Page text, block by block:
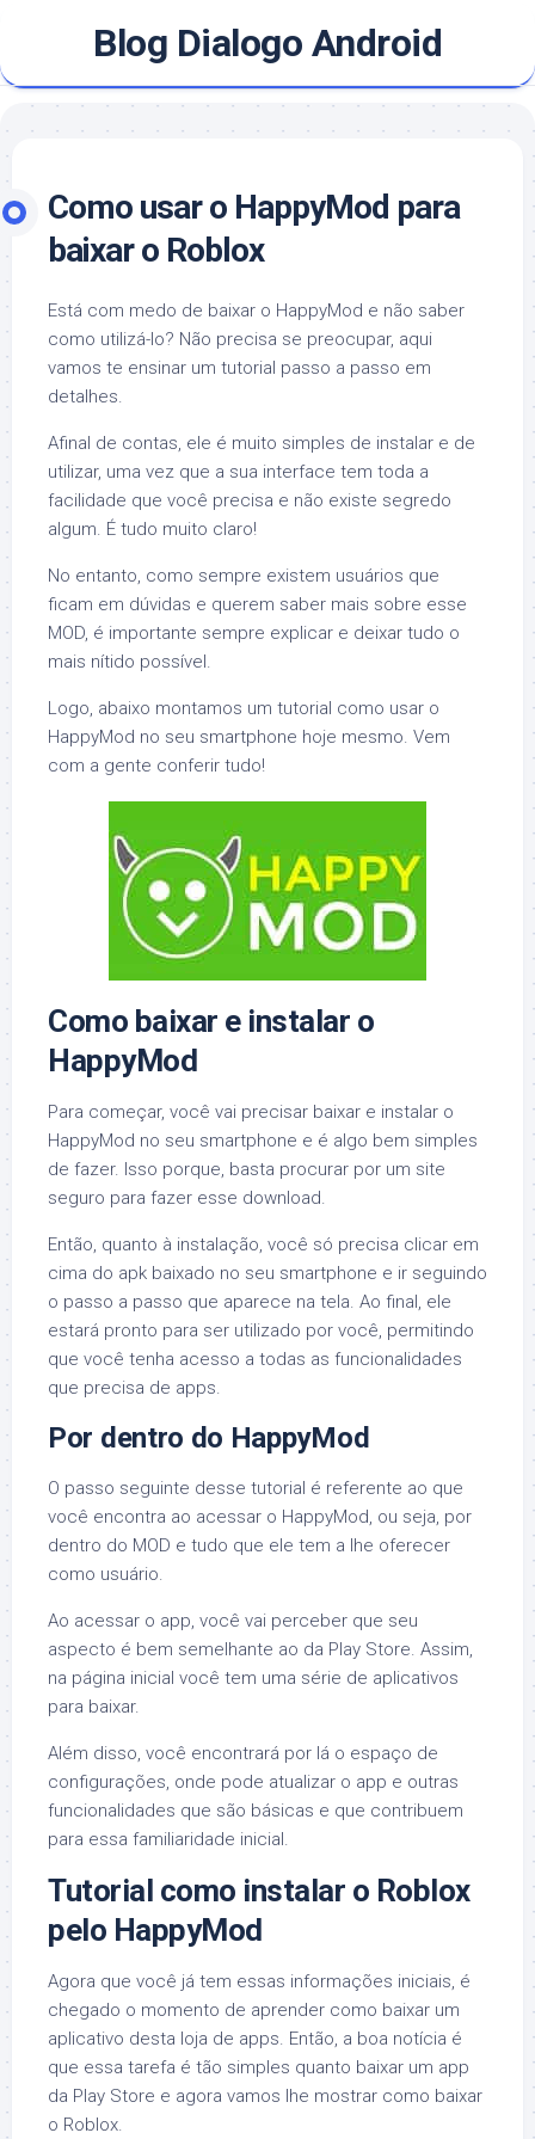
content
Blog Dialogo Android
Como usar o HappyMod para
baixar o Roblox
Está com medo de baixar o HappyMod e não saber
como utilizá-lo? Não precisa se preocupar, aqui
vamos te ensinar um tutorial passo a passo em
detalhes.
Afinal de contas, ele é muito simples de instalar e de
utilizar, uma vez que a sua interface tem toda a
facilidade que você precisa e não existe segredo
algum. É tudo muito claro!
No entanto, como sempre existem usuários que
ficam em dúvidas e querem saber mais sobre esse
MOD, é importante sempre explicar e deixar tudo o
mais nítido possível.
Logo, abaixo montamos um tutorial como usar o
HappyMod no seu smartphone hoje mesmo. Vem
com a gente conferir tudo!
Como baixar e instalar o
HappyMod
Para começar, você vai precisar baixar e instalar o
HappyMod no seu smartphone e é algo bem simples
de fazer. Isso porque, basta procurar por um site
seguro para fazer esse download.
Então, quanto à instalação, você só precisa clicar em
cima do apk baixado no seu smartphone e ir seguindo
o passo a passo que aparece na tela. Ao final, ele
estará pronto para ser utilizado por você, permitindo
que você tenha acesso a todas as funcionalidades
que precisa de apps.
Por dentro do HappyMod
O passo seguinte desse tutorial é referente ao que
você encontra ao acessar o HappyMod, ou seja, por
dentro do MOD e tudo que ele tem a lhe oferecer
como usuário.
Ao acessar o app, você vai perceber que seu
aspecto é bem semelhante ao da Play Store. Assim,
na página inicial você tem uma série de aplicativos
para baixar.
Além disso, você encontrará por lá o espaço de
configurações, onde pode atualizar o app e outras
funcionalidades que são básicas e que contribuem
para essa familiaridade inicial.
Tutorial como instalar o Roblox
pelo HappyMod
Agora que você já tem essas informações iniciais, é
chegado o momento de aprender como baixar um
aplicativo desta loja de apps. Então, a boa notícia é
que essa tarefa é tão simples quanto baixar um app
da Play Store e agora vamos lhe mostrar como baixar
o Roblox.